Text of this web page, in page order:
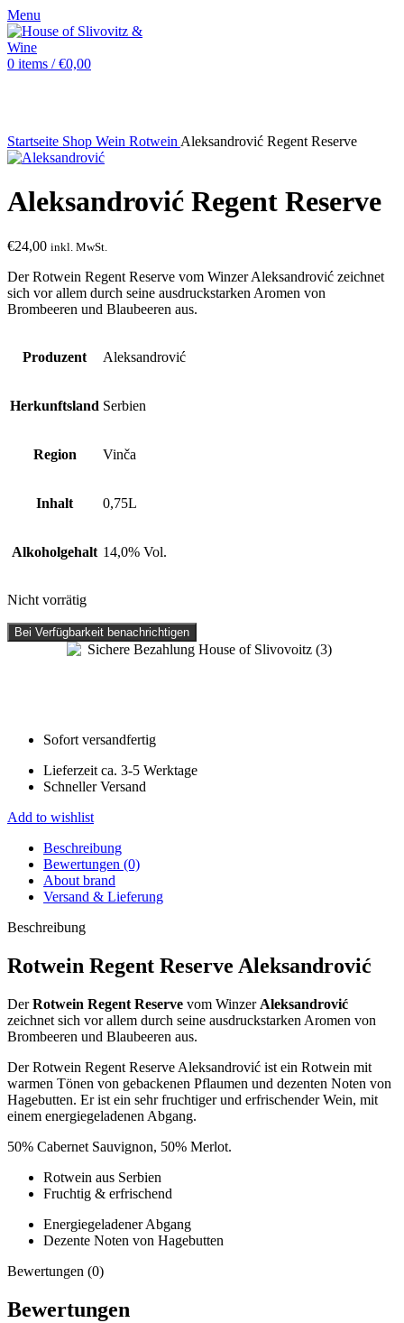
Menu
0 items / €0,00
Startseite Shop Wein Rotwein Aleksandrović Regent Reserve
Aleksandrović Regent Reserve
€24,00 inkl. MwSt.
Der Rotwein Regent Reserve vom Winzer Aleksandrović zeichnet
sich vor allem durch seine ausdruckstarken Aromen von
Brombeeren und Blaubeeren aus.
Produzent Aleksandrović
Herkunftsland Serbien
Region Vinča
Inhalt 0,75L
Alkoholgehalt 14,0% Vol.
Nicht vorrätig
Bei Verfügbarkeit benachrichtigen
Sofort versandfertig
Lieferzeit ca. 3-5 Werktage
Schneller Versand
Add to wishlist
Beschreibung
Bewertungen (0)
About brand
Versand & Lieferung
Beschreibung
Rotwein Regent Reserve Aleksandrović
DerRotwein Regent Reserve vom Winzer Aleksandrović
zeichnet sich vor allem durch seine ausdruckstarken Aromen von
Brombeeren und Blaubeeren aus.
Der Rotwein Regent Reserve Aleksandrović ist ein Rotwein mit
warmen Tönen von gebackenen Pflaumen und dezenten Noten von
Hagebutten. Er ist ein sehr fruchtiger und erfrischender Wein, mit
einem energiegeladenen Abgang.
50% Cabernet Sauvignon, 50% Merlot.
Rotwein aus Serbien
Fruchtig & erfrischend
Energiegeladener Abgang
Dezente Noten von Hagebutten
Bewertungen (0)
Bewertungen